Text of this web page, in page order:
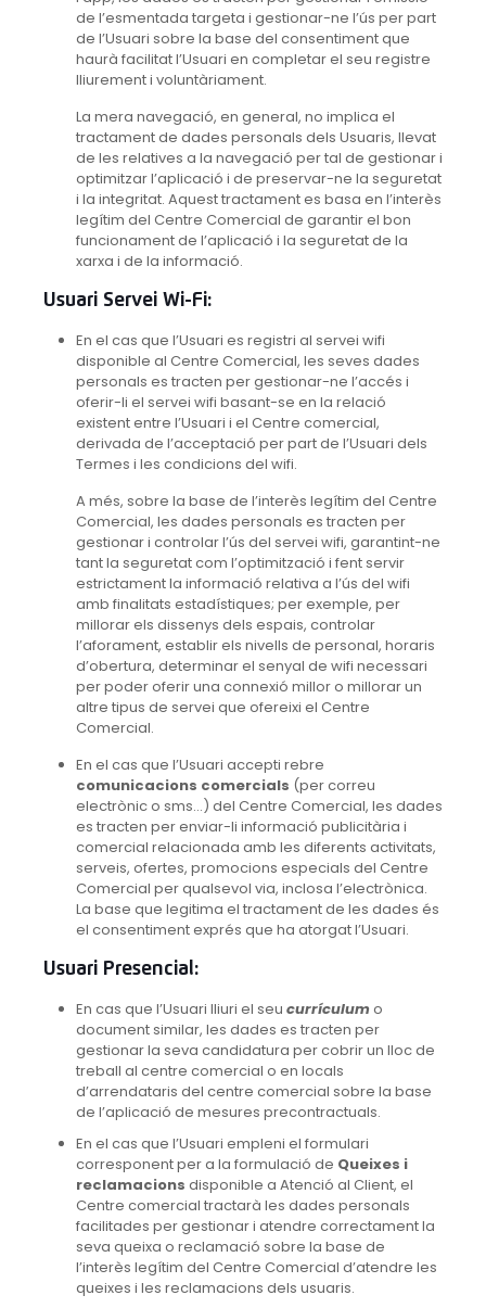
de l’esmentada targeta i gestionar-ne l’ús per part
de l’Usuari sobre la base del consentiment que
haurà facilitat l’Usuari en completar el seu registre
lliurement i voluntàriament.
La mera navegació, en general, no implica el
tractament de dades personals dels Usuaris, llevat
de les relatives a la navegació per tal de gestionar i
optimitzar l’aplicació i de preservar-ne la seguretat
i la integritat. Aquest tractament es basa en l’interès
legítim del Centre Comercial de garantir el bon
funcionament de l’aplicació i la seguretat de la
xarxa i de la informació.
Usuari Servei Wi-Fi:
En el cas que l’Usuari es registri al servei wifi
disponible al Centre Comercial, les seves dades
personals es tracten per gestionar-ne l’accés i
oferir-li el servei wifi basant-se en la relació
existent entre l’Usuari i el Centre comercial,
derivada de l’acceptació per part de l’Usuari dels
Termes i les condicions del wifi.
A més, sobre la base de l’interès legítim del Centre
Comercial, les dades personals es tracten per
gestionar i controlar l’ús del servei wifi, garantint-ne
tant la seguretat com l’optimització i fent servir
estrictament la informació relativa a l’ús del wifi
amb finalitats estadístiques; per exemple, per
millorar els dissenys dels espais, controlar
l’aforament, establir els nivells de personal, horaris
d’obertura, determinar el senyal de wifi necessari
per poder oferir una connexió millor o millorar un
altre tipus de servei que ofereixi el Centre
Comercial.
En el cas que l’Usuari accepti rebre
comunicacions comercials (per correu
electrònic o sms…) del Centre Comercial, les dades
es tracten per enviar-li informació publicitària i
comercial relacionada amb les diferents activitats,
serveis, ofertes, promocions especials del Centre
Comercial per qualsevol via, inclosa l’electrònica.
La base que legitima el tractament de les dades és
el consentiment exprés que ha atorgat l’Usuari.
Usuari Presencial:
En cas que l’Usuari lliuri el seu currículumo
document similar, les dades es tracten per
gestionar la seva candidatura per cobrir un lloc de
treball al centre comercial o en locals
d’arrendataris del centre comercial sobre la base
de l’aplicació de mesures precontractuals.
En el cas que l’Usuari empleni el formulari
corresponent per a la formulació de Queixes i
reclamacions disponible a Atenció al Client, el
Centre comercial tractarà les dades personals
facilitades per gestionar i atendre correctament la
seva queixa o reclamació sobre la base de
l’interès legítim del Centre Comercial d’atendre les
queixes i les reclamacions dels usuaris.